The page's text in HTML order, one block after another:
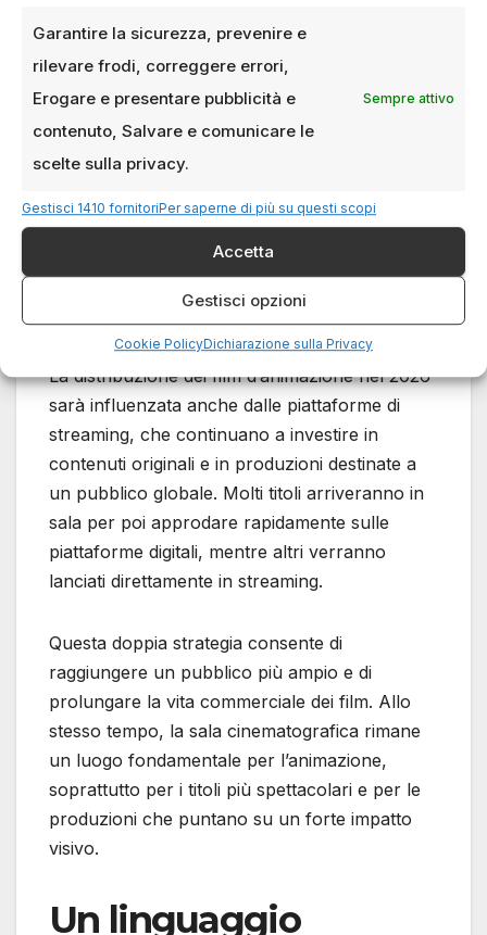
Garantire la sicurezza, prevenire e
rilevare frodi, correggere errori,
Erogare e presentare pubblicità e
contenuto, Salvare e comunicare le
scelte sulla privacy.
Sempre attivo
Gestisci 1410 fornitoriPer saperne di più su questi scopi
Accetta
Gestisci opzioni
Cookie PolicyDichiarazione sulla Privacy
diversi, dal dramma alla fantascienza, fino alla
commedia e al thriller. Il pubblico adulto, che
spesso è cresciuto con i grandi film animati
degli anni Novanta e Duemila, rappresenta
oggi una fascia importante per il mercato.
Streaming e
distribuzione: nuove
strategie
La distribuzione dei film d’animazione nel 2026
sarà influenzata anche dalle piattaforme di
streaming, che continuano a investire in
contenuti originali e in produzioni destinate a
un pubblico globale. Molti titoli arriveranno in
sala per poi approdare rapidamente sulle
piattaforme digitali, mentre altri verranno
lanciati direttamente in streaming.
Questa doppia strategia consente di
raggiungere un pubblico più ampio e di
prolungare la vita commerciale dei film. Allo
stesso tempo, la sala cinematografica rimane
un luogo fondamentale per l’animazione,
soprattutto per i titoli più spettacolari e per le
produzioni che puntano su un forte impatto
visivo.
Un linguaggio